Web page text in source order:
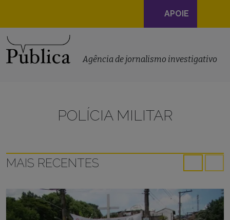
Navegação
principal
APOIE
Agência de jornalismo investigativo
POLÍCIA MILITAR
MAIS RECENTES